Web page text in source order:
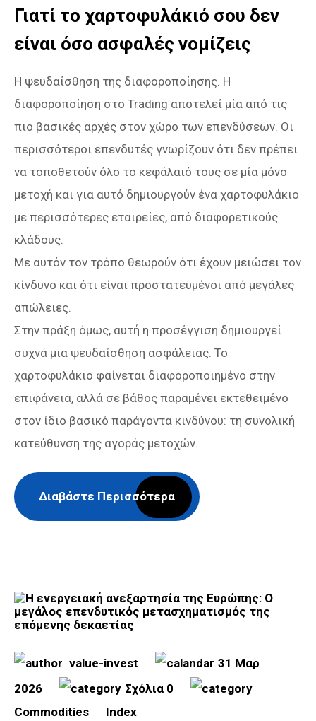
Γιατί το χαρτοφυλάκιό σου δεν
είναι όσο ασφαλές νομίζεις
Η ψευδαίσθηση της διαφοροποίησης. Η
διαφοροποίηση στο Trading αποτελεί μία από τις
πιο βασικές αρχές στον χώρο των επενδύσεων. Οι
περισσότεροι επενδυτές γνωρίζουν ότι δεν πρέπει
να τοποθετούν όλο το κεφάλαιό τους σε μία μόνο
μετοχή και για αυτό δημιουργούν ένα χαρτοφυλάκιο
με περισσότερες εταιρείες, από διαφορετικούς
κλάδους.
Με αυτόν τον τρόπο θεωρούν ότι έχουν μειώσει τον
κίνδυνο και ότι είναι προστατευμένοι από μεγάλες
απώλειες.
Στην πράξη όμως, αυτή η προσέγγιση δημιουργεί
συχνά μια ψευδαίσθηση ασφάλειας. Το
χαρτοφυλάκιο φαίνεται διαφοροποιημένο στην
επιφάνεια, αλλά σε βάθος παραμένει εκτεθειμένο
στον ίδιο βασικό παράγοντα κινδύνου: τη συνολική
κατεύθυνση της αγοράς μετοχών.
Διαβάστε Περισσότερα
value-invest
31 Μαρ
2026
Σχόλια 0
Commodities
Index